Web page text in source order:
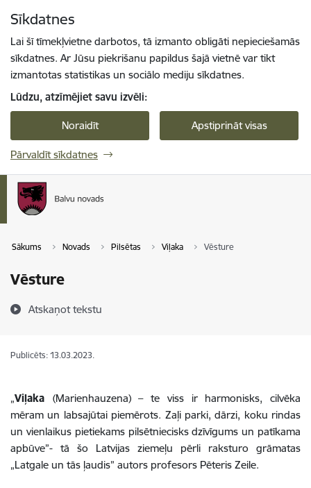
Sīkdatnes
Lai šī tīmekļvietne darbotos, tā izmanto obligāti nepieciešamās
sīkdatnes. Ar Jūsu piekrišanu papildus šajā vietnē var tikt
izmantotas statistikas un sociālo mediju sīkdatnes.
Lūdzu, atzīmējiet savu izvēli:
Noraidīt Apstiprināt visas
Pārvaldīt sīkdatnes
Sākums Novads Pilsētas Viļaka Vēsture
Vēsture
Atskaņot tekstu
Publicēts: 13.03.2023.
„Viļaka (Marienhauzena) – te viss ir harmonisks, cilvēka
mēram un labsajūtai piemērots. Zaļi parki, dārzi, koku rindas
un vienlaikus pietiekams pilsētniecisks dzīvīgums un patīkama
apbūve”- tā šo Latvijas ziemeļu pērli raksturo grāmatas
„Latgale un tās ļaudis” autors profesors Pēteris Zeile.